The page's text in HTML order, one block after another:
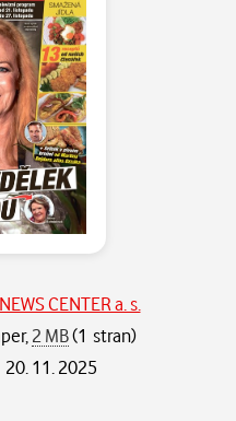
CENTER a. s.
2 MB(1 stran)
20. 11. 2025